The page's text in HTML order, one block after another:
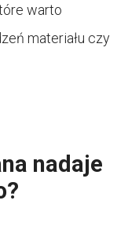
warto
materiału czy
nadaje